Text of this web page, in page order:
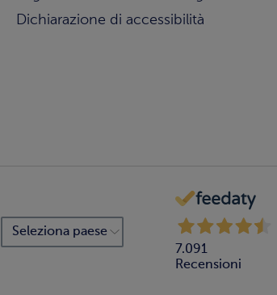
Dichiarazione di accessibilità
7.091
Recensioni